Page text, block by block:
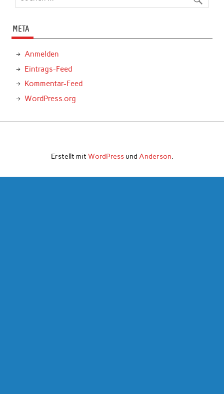
META
Anmelden
Eintrags-Feed
Kommentar-Feed
WordPress.org
Erstellt mit WordPressund Anderson